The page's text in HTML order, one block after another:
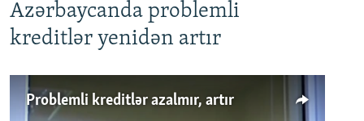
Azərbaycanda problemli
kreditlər yenidən artır
Problemli kreditlər azalmır, artır